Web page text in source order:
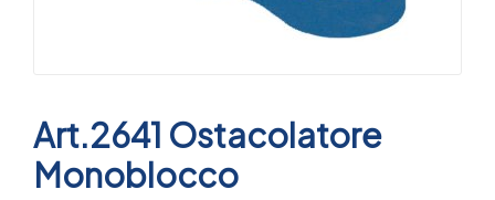
Art.2641 Ostacolatore
Monoblocco